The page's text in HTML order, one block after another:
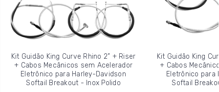
Kit Guidão King Curve Rhino 2” + Riser
+ Cabos Mecânicos sem Acelerador
Eletrônico para Harley-Davidson
Softail Breakout - Inox Polido
Kit Guidão King
+ Cabos
Eletrônico para
Softail